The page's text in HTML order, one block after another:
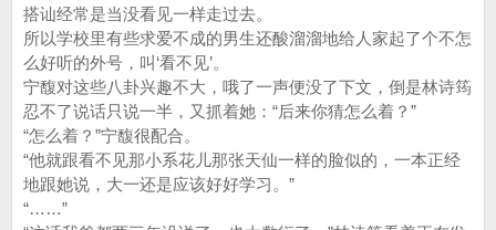
搭讪经常是当没看见一样走过去。
所以学校里有些求爱不成的男生还酸溜溜地给人家起了个不怎
么好听的外号，叫‘看不见’。
宁馥对这些八卦兴趣不大，哦了一声便没了下文，倒是林诗筠
忍不了说话只说一半，又抓着她：“后来你猜怎么着？”
“怎么着？”宁馥很配合。
“他就跟看不见那小系花儿那张天仙一样的脸似的，一本正经
地跟她说，大一还是应该好好学习。”
“……”